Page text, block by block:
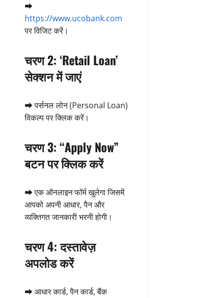
➡️
https://www.ucobank.com
पर विजिट करें।
चरण 2: ‘Retail Loan’
सेक्शन में जाएं
➡️ पर्सनल लोन (Personal Loan)
विकल्प पर क्लिक करें।
चरण 3: “Apply Now”
बटन पर क्लिक करें
➡️ एक ऑनलाइन फॉर्म खुलेगा जिसमें
आपको अपनी आधार, पैन और
व्यक्तिगत जानकारी भरनी होगी।
चरण 4: दस्तावेज़
अपलोड करें
➡️ आधार कार्ड, पैन कार्ड, बैंक